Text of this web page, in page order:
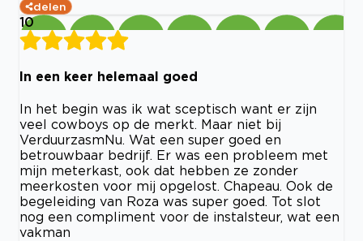
delen
10
In een keer helemaal goed
In het begin was ik wat sceptisch want er zijn
veel cowboys op de merkt. Maar niet bij
VerduurzasmNu. Wat een super goed en
betrouwbaar bedrijf. Er was een probleem met
mijn meterkast, ook dat hebben ze zonder
meerkosten voor mij opgelost. Chapeau. Ook de
begeleiding van Roza was super goed. Tot slot
nog een compliment voor de instalsteur, wat een
vakman